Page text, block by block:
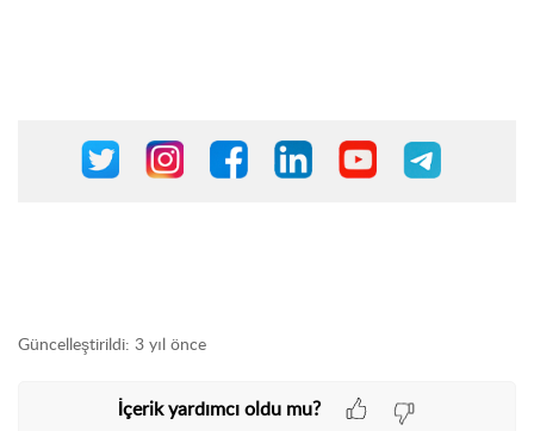
Güncelleştirildi: 3 yıl önce
İçerik yardımcı oldu mu?